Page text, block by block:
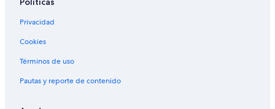
Privacidad
Cookies
Términos de uso
Pautas y reporte de contenido